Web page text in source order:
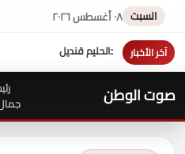
السبت ٠٨ أغسطس ٢٠٢٦
آخر الأخبار
صلاح عامر: نعمل علىقنديل
صوت الوطن